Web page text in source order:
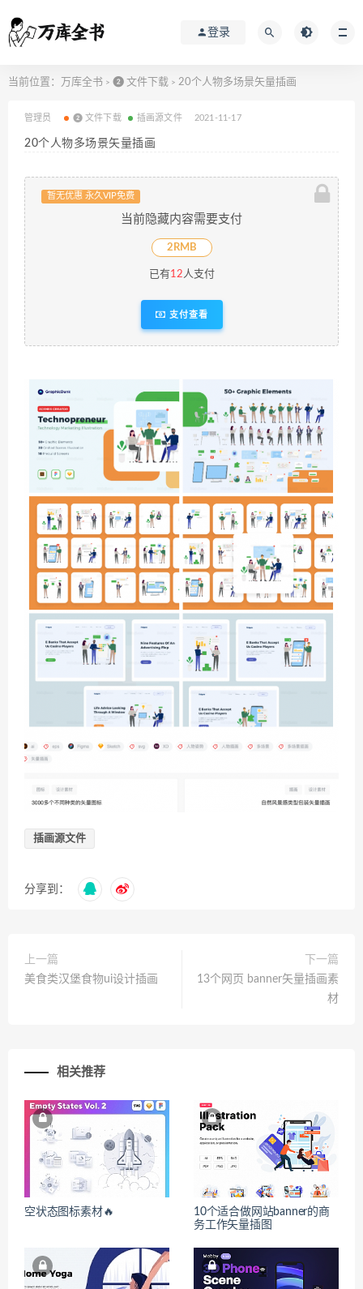
登录
当前位置： 万库全书 > ❷ 文件下载 > 20个人物多场景矢量插画
管理员 ❷ 文件下载 插画源文件 2021-11-17
20个人物多场景矢量插画
暂无优惠 永久VIP免费
当前隐藏内容需要支付
2RMB
已有12人支付
支付查看
插画源文件
分享到：
上一篇
美食类汉堡食物ui设计插画
下一篇
13个网页 banner矢量插画素
材
相关推荐
空状态图标素材🔥
10个适合做网站banner的商
务工作矢量插图